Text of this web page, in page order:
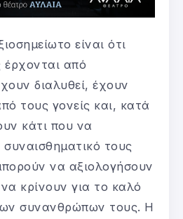
είναι ότι
έρχονται από
διαλυθεί, έχουν
τους γονείς και, κατά
κάτι που να
τους
να αξιολογήσουν
κρίνουν για το καλό
συνανθρώπων τους. Η